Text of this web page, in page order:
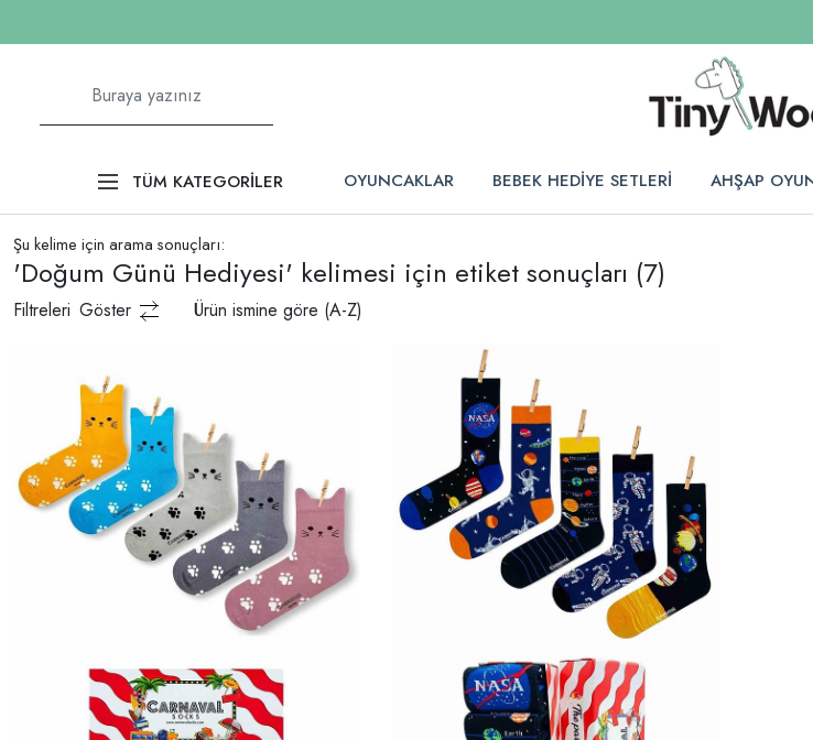
TÜM KATEGORİLER OYUNCAKLAR BEBEK HEDİYE SETLERİ AHŞAP
Şu kelime için arama sonuçları:
'Doğum Günü Hediyesi' kelimesi için etiket sonuçları (7)
Filtreleri Göster Ürün ismine göre (A-Z)